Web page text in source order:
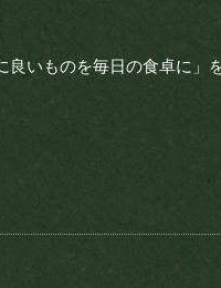
良いものを毎日の食卓に」